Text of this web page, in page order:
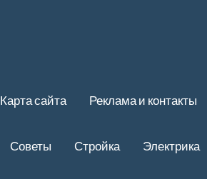
Карта сайта Реклама и контакты
Советы Стройка Электрика